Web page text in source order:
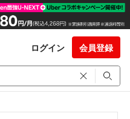
ログイン 会員登録